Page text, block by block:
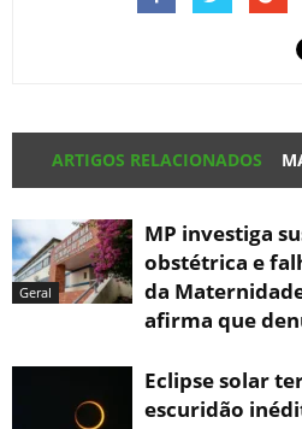
ARTIGOS RELACIONADOS
Geral
MP investiga
obstétrica e
da
afirma que
Eclipse solar
escuridão